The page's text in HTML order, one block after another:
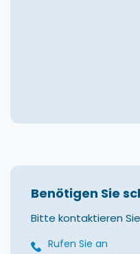
Benötigen Sie
Bitte kontaktieren
Rufen Sie an